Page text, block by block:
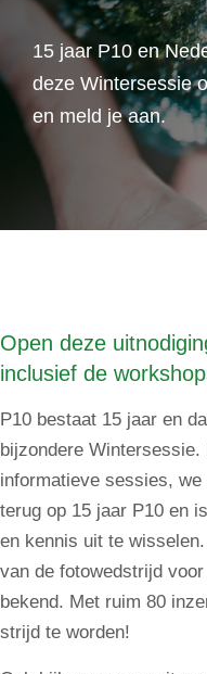
15 jaar P10 en
deze Wintersessie
en meld je aan.
Open deze
inclusief de
P10 bestaat 15 jaar en
bijzondere
informatieve sessies,
terug op 15 jaar P10 en
en kennis uit te
van de fotowedstrijd
bekend. Met ruim 80
strijd te worden!